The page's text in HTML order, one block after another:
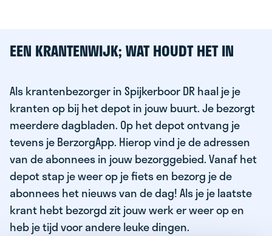
EEN KRANTENWIJK; WAT HOUDT HET IN
Als krantenbezorger in Spijkerboor DR haal je je
kranten op bij het depot in jouw buurt. Je bezorgt
meerdere dagbladen. Op het depot ontvang je
tevens je BerzorgApp. Hierop vind je de adressen
van de abonnees in jouw bezorggebied. Vanaf het
depot stap je weer op je fiets en bezorg je de
abonnees het nieuws van de dag! Als je je laatste
krant hebt bezorgd zit jouw werk er weer op en
heb je tijd voor andere leuke dingen.